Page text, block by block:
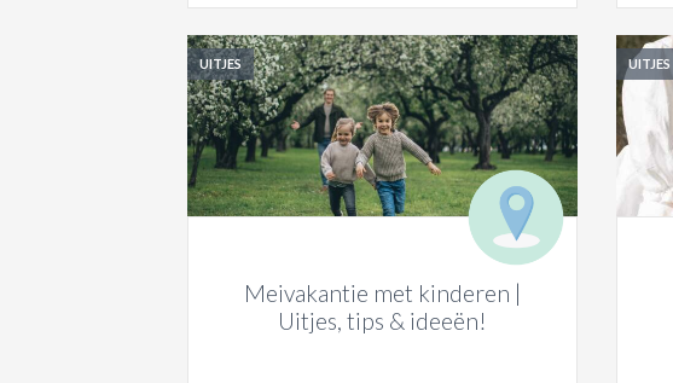
UITJES
Meivakantie met kinderen |
Uitjes, tips & ideeën!
UITJES